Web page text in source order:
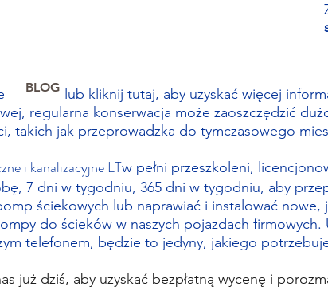
lub kliknij tutaj, aby uzyskać więcej
regularna konserwacja może zaoszczędzić
takich jak przeprowadzka do tymczasowego
i kanalizacyjne LTw pełni przeszkoleni,
7 dni w tygodniu, 365 dni w tygodniu, aby
ściekowych lub naprawiać i instalować
do ścieków w naszych pojazdach firmowych.
telefonem, będzie to jedyny, jakiego
już dziś, aby uzyskać bezpłatną wycenę i
BLOG